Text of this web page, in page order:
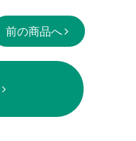
前の商品へ